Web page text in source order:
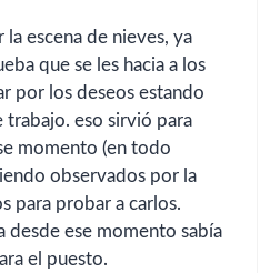
escena de nieves, ya
que se les hacia a los
por los deseos estando
trabajo. eso sirvió para
momento (en todo
observados por la
para probar a carlos.
desde ese momento sabía
el puesto.